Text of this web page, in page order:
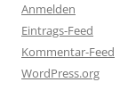
Anmelden
Eintrags-Feed
Kommentar-Feed
WordPress.org